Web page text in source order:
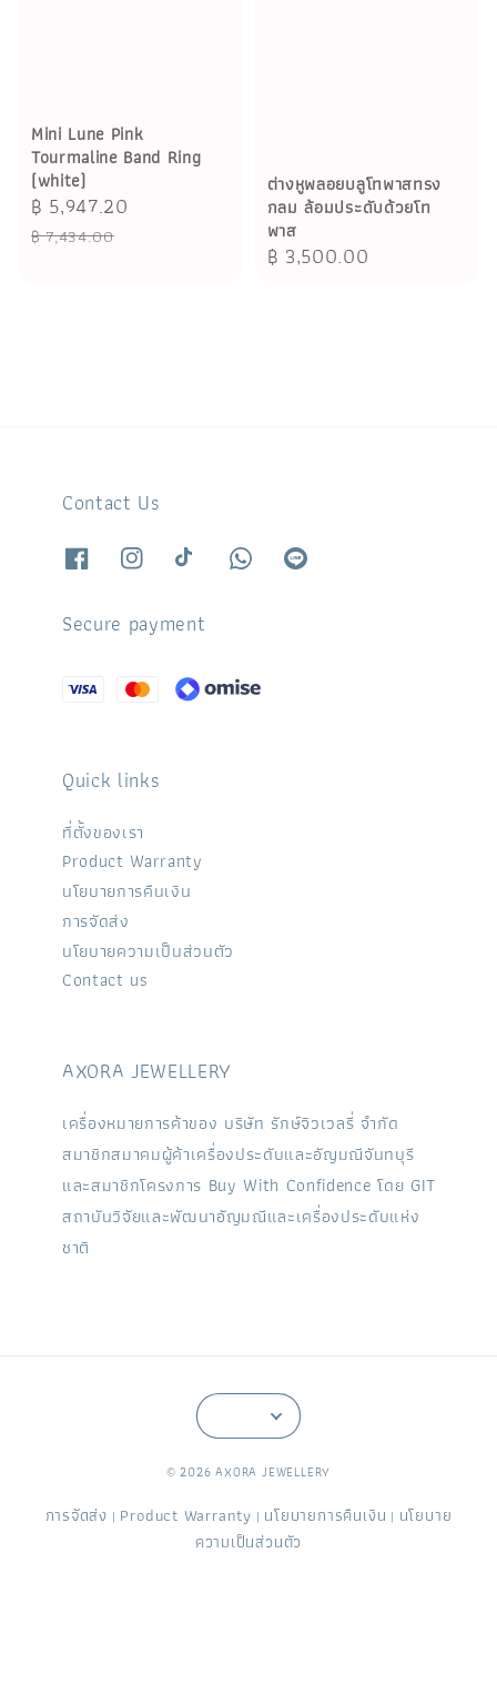
Mini Lune Pink
Tourmaline Band Ring
(white)
Sale
price
฿ 5,947.20
฿ 7,434.00
ต่างหูพลอยบลูโทพาสทรง
กลม ล้อมประดับด้วยโท
พาส
Regular
฿ 3,500.00
Contact Us
Secure payment
Quick links
ที่ตั้งของเรา
Product Warranty
นโยบายการคืนเงิน
การจัดส่ง
นโยบายความเป็นส่วนตัว
Contact us
AXORA JEWELLERY
เครื่องหมายการค้าของ บริษัท รักษ์จิวเวลรี่ จำกัด
สมาชิกสมาคมผู้ค้าเครื่องประดับและอัญมณีจันทบุรี
และสมาชิกโครงการ Buy With Confidence โดย GIT
สถาบันวิจัยและพัฒนาอัญมณีและเครื่องประดับแห่ง
ชาติ
© 2026 AXORA JEWELLERY
การจัดส่ง | Product Warranty | นโยบายการคืนเงิน | นโยบาย
ความเป็นส่วนตัว